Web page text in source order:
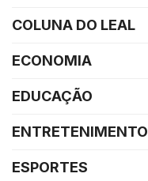
COLUNA DO LEAL
ECONOMIA
EDUCAÇÃO
ENTRETENIMENTO
ESPORTES